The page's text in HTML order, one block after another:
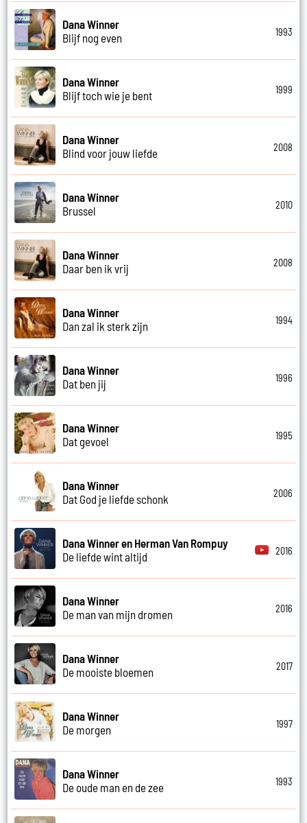
Dana Winner
Blijf nog even
1993
Dana Winner
Blijf toch wie je bent
1999
Dana Winner
Blind voor jouw liefde
2008
Dana Winner
Brussel
2010
Dana Winner
Daar ben ik vrij
2008
Dana Winner
Dan zal ik sterk zijn
1994
Dana Winner
Dat ben jij
1996
Dana Winner
Dat gevoel
1995
Dana Winner
Dat God je liefde schonk
2006
Dana Winner en Herman Van Rompuy
De liefde wint altijd
2016
Dana Winner
De man van mijn dromen
2016
Dana Winner
De mooiste bloemen
2017
Dana Winner
De morgen
1997
Dana Winner
De oude man en de zee
1993